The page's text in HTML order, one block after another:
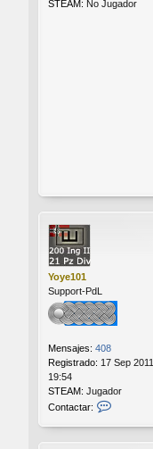
STEAM: No Jugador
Yoye101
Support-PdL
Mensajes: 408
Registrado: 17 Sep 2011,
19:54
STEAM: Jugador
Contactar: